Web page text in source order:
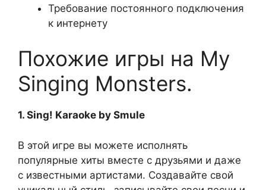
Требование постоянного подключения
к интернету
Похожие игры на My
Singing Monsters.
1. Sing! Karaoke by Smule
В этой игре вы можете исполнять
популярные хиты вместе с друзьями и даже
с известными артистами. Создавайте свой